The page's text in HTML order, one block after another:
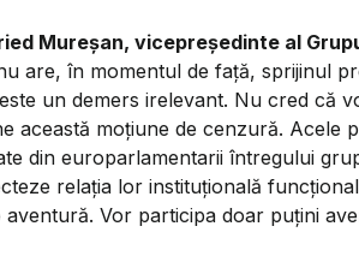
Mureșan, vicepreședinte al
are, în momentul de față, sprijinul
un demers irelevant. Nu cred că
această moțiune de cenzură. Acele
din europarlamentarii întregului
relația lor instituțională
aventură. Vor participa doar puțini